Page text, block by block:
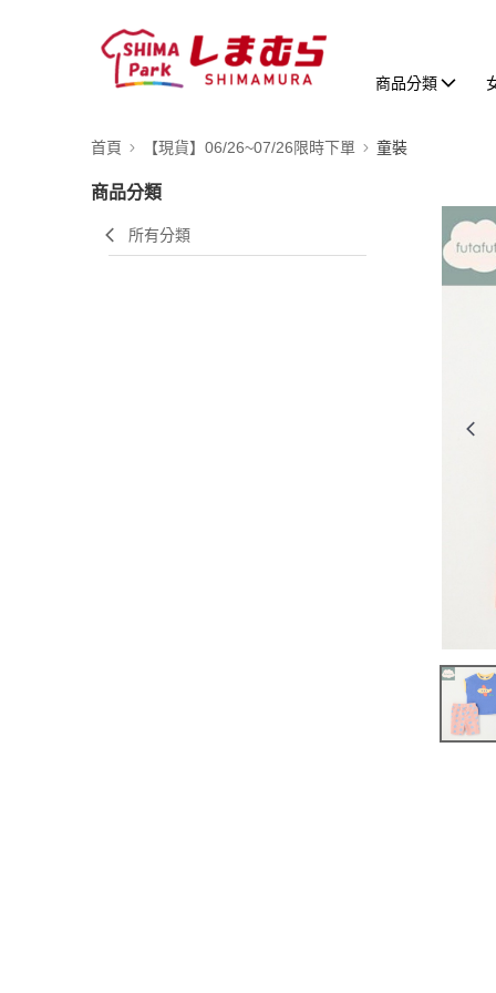
商品分類
首頁 【現貨】06/26~07/26限時下單 童裝
商品分類
所有分類